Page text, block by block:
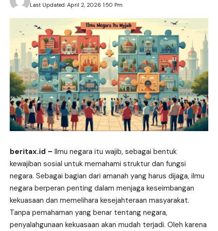
Last Updated: April 2, 2026 1:50 Pm
beritax.id – Ilmu negara itu wajib, sebagai bentuk
kewajiban sosial untuk memahami struktur dan fungsi
negara. Sebagai bagian dari amanah yang harus dijaga, ilmu
negara berperan penting dalam menjaga keseimbangan
kekuasaan dan memelihara kesejahteraan masyarakat.
Tanpa pemahaman yang benar tentang negara,
penyalahgunaan kekuasaan akan mudah terjadi. Oleh karena